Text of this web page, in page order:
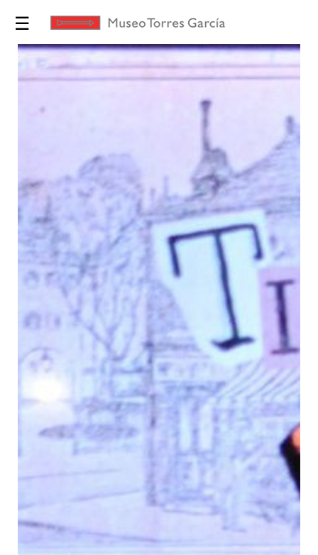
Museo
Educación
Yo te
Invito
Tienda
Novedades
Contacto
☰